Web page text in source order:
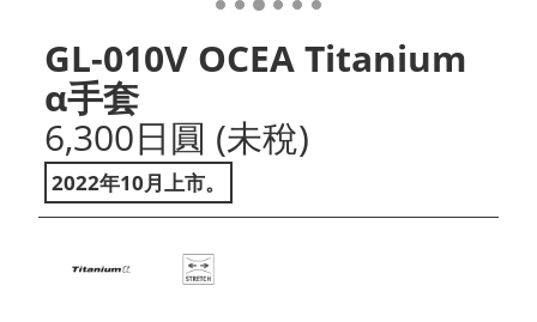
GL-010V OCEA Titanium
α手套
6,300日圓 (未稅)
2022年10月上市。